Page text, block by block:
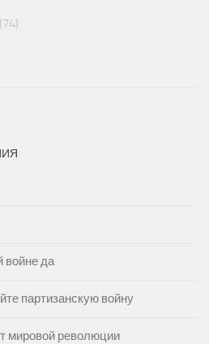
(74)
войне да
партизанскую войну
мировой революции